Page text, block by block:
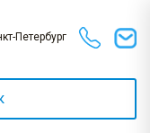
Петербург